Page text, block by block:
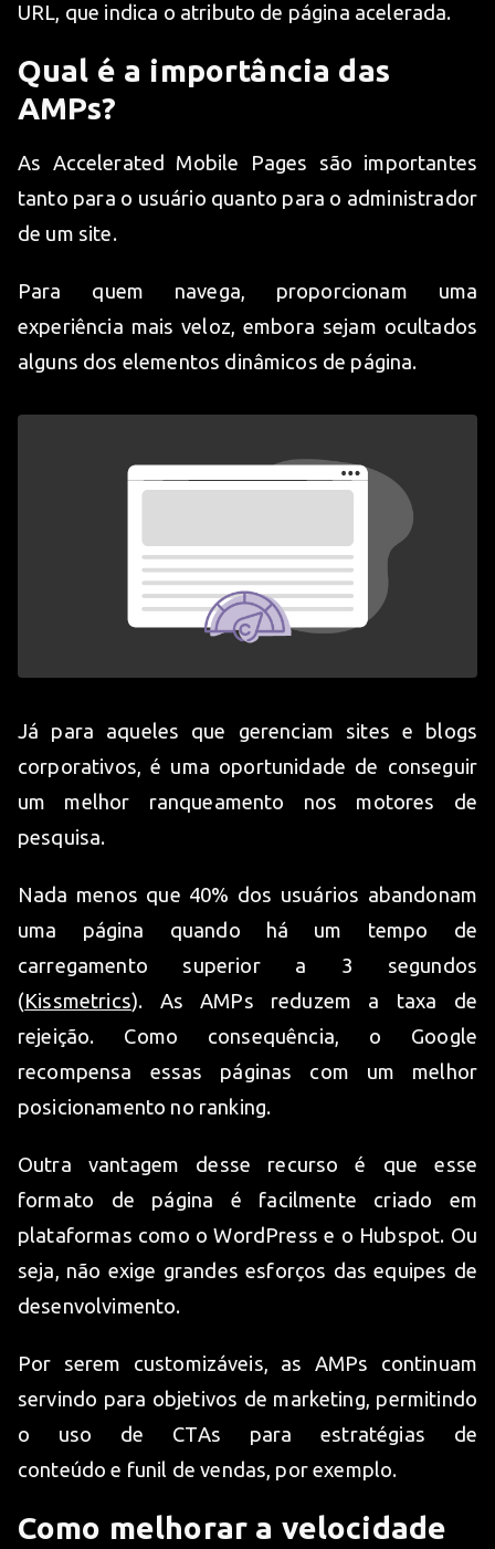
URL, que indica o atributo de página acelerada.
Qual é a importância das
AMPs?
As Accelerated Mobile Pages são importantes
tanto para o usuário quanto para o administrador
de um site.
Para quem navega, proporcionam uma
experiência mais veloz, embora sejam ocultados
alguns dos elementos dinâmicos de página.
Já para aqueles que gerenciam sites e blogs
corporativos, é uma oportunidade de conseguir
um melhor ranqueamento nos motores de
pesquisa.
Nada menos que 40% dos usuários abandonam
uma página quando há um tempo de
carregamento superior a 3 segundos
(Kissmetrics). As AMPs reduzem a taxa de
rejeição. Como consequência, o Google
recompensa essas páginas com um melhor
posicionamento no ranking.
Outra vantagem desse recurso é que esse
formato de página é facilmente criado em
plataformas como o WordPress e o Hubspot. Ou
seja, não exige grandes esforços das equipes de
desenvolvimento.
Por serem customizáveis, as AMPs continuam
servindo para objetivos de marketing, permitindo
o uso de CTAs para estratégias de
conteúdo e funil de vendas, por exemplo.
Como melhorar a velocidade